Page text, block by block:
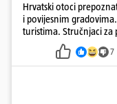
Hrvatski otoci
i povijesnim
turistima. Stručnjaci za
rangirali ih
7